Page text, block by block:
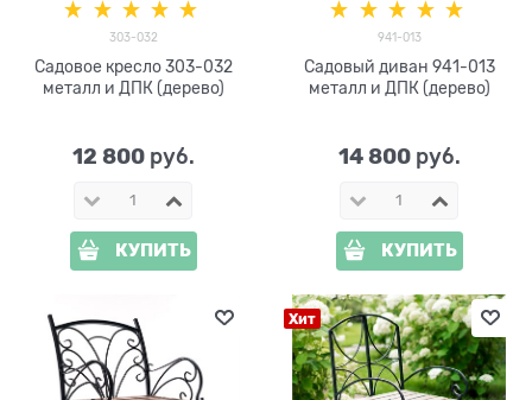
303-032
Садовое кресло 303-032
металл и ДПК (дерево)
12 800 руб.
КУПИТЬ
941-013
Садовый диван 941-013
металл и ДПК (дерево)
14 800 руб.
КУПИТЬ
Хит